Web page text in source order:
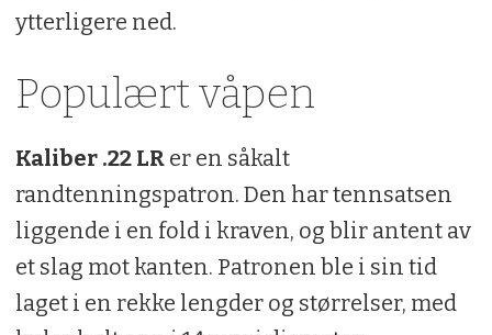
ytterligere ned.
Populært våpen
Kaliber .22 LRer en såkalt
randtenningspatron. Den har tennsatsen
liggende i en fold i kraven, og blir antent av
et slag mot kanten. Patronen ble i sin tid
laget i en rekke lengder og størrelser, med